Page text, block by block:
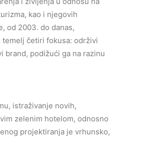
kao i njegovih
od 2003. do danas,
četiri fokusa: održivi
brand, podižući ga na razinu
istraživanje novih,
zelenim hotelom, odnosno
projektiranja je vrhunsko,